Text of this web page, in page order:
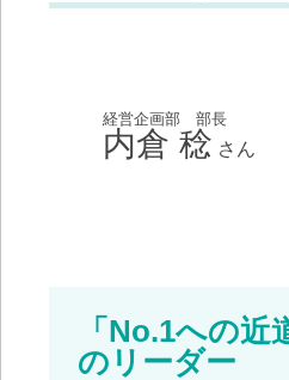
経営企画部 部長
内倉 稔 さん
「No.1への
のリーダー